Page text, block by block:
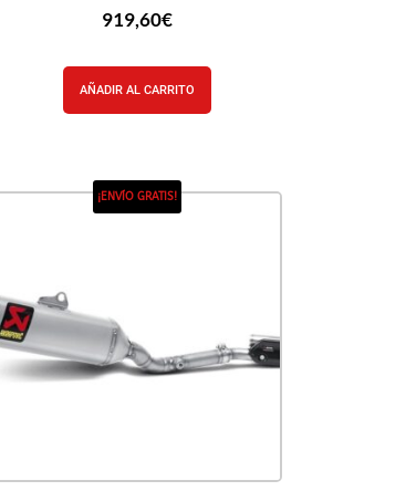
919,60€
AÑADIR AL CARRITO
¡ENVÍO GRATIS!